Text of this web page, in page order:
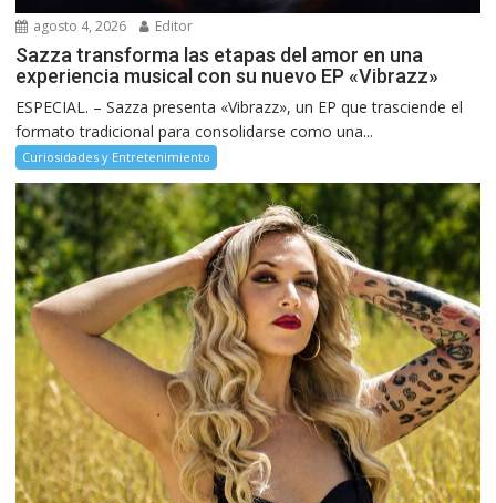
agosto 4, 2026 Editor
Sazza transforma las etapas del amor en una
experiencia musical con su nuevo EP «Vibrazz»
ESPECIAL. – Sazza presenta «Vibrazz», un EP que trasciende el
formato tradicional para consolidarse como una...
Curiosidades y Entretenimiento